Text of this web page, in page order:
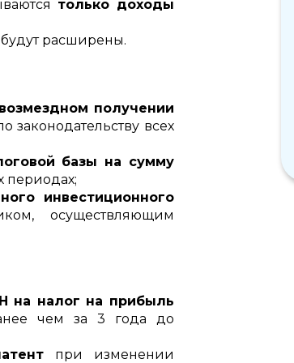
только доходы
будут расширены.
получении
законодательству всех
базы на сумму
периодах;
инвестиционного
осуществляющим
на налог на прибыль
чем за 3 года до
при изменении